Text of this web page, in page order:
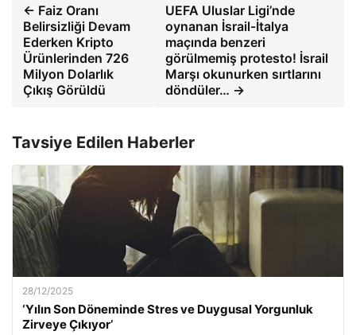
← Faiz Oranı
Belirsizliği Devam
Ederken Kripto
Ürünlerinden 726
Milyon Dolarlık
Çıkış Görüldü
UEFA Uluslar Ligi’nde
oynanan İsrail-İtalya
maçında benzeri
görülmemiş protesto! İsrail
Marşı okunurken sırtlarını
döndüler… →
Tavsiye Edilen Haberler
28/12/2025
‘Yılın Son Döneminde Stres ve Duygusal Yorgunluk
Zirveye Çıkıyor’